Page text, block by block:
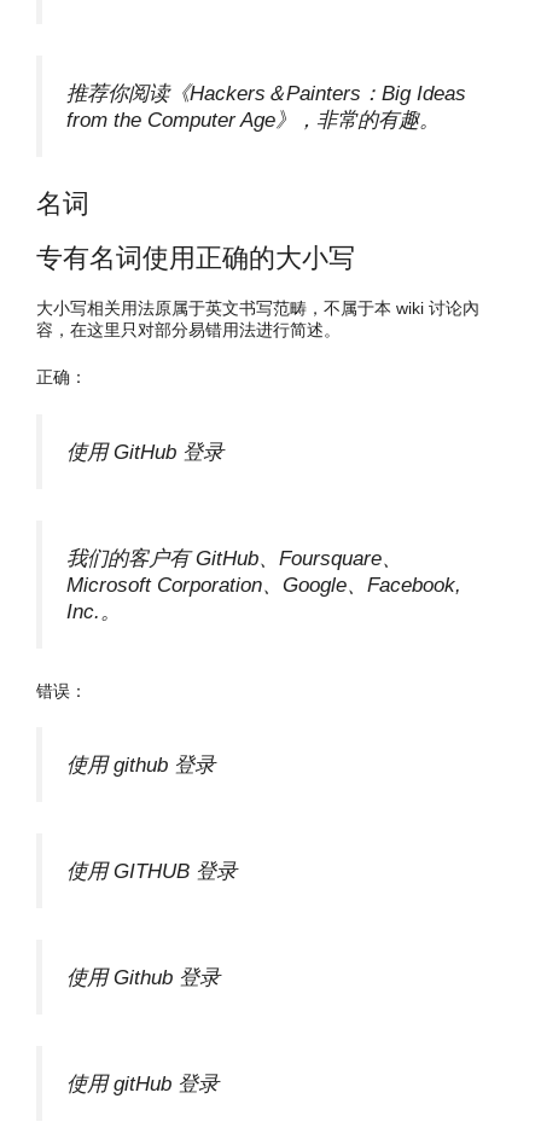
推荐你阅读《Hackers＆Painters：Big Ideas
from the Computer Age》，非常的有趣。
名词
专有名词使用正确的大小写
大小写相关用法原属于英文书写范畴，不属于本 wiki 讨论內
容，在这里只对部分易错用法进行简述。
正确：
使用 GitHub 登录
我们的客户有 GitHub、Foursquare、
Microsoft Corporation、Google、Facebook,
Inc.。
错误：
使用 github 登录
使用 GITHUB 登录
使用 Github 登录
使用 gitHub 登录